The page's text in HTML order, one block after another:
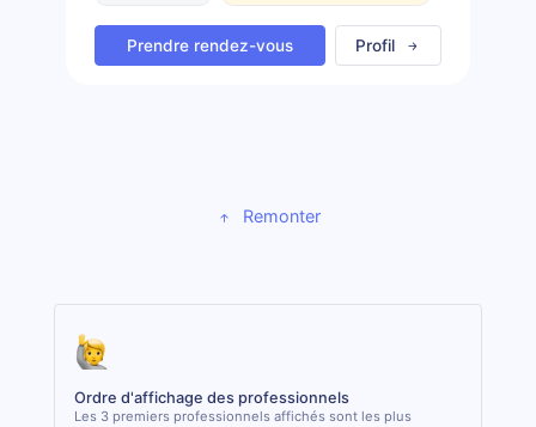
Prendre rendez-vous Profil
Remonter
Ordre d'affichage des professionnels
Les 3 premiers professionnels affichés sont les plus